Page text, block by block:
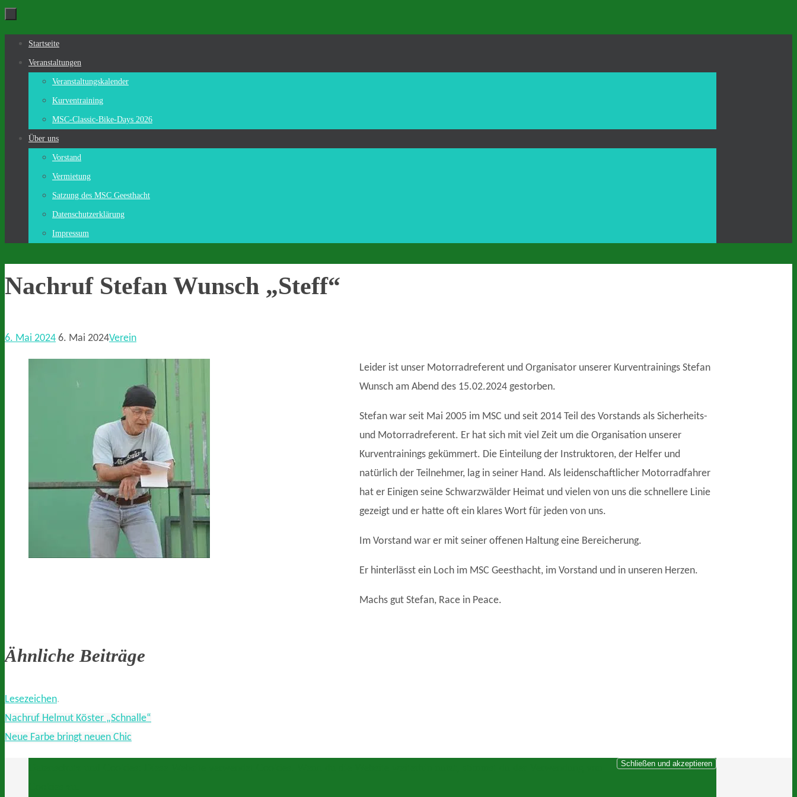
Inhalt
springen
Zum
Inhalt
Startseite
Veranstaltungen
Veranstaltungskalender
Kurventraining
MSC-Classic-Bike-Days 2026
Über uns
Vorstand
Vermietung
Satzung des MSC Geesthacht
Datenschutzerklärung
Impressum
Nachruf Stefan Wunsch „Steff“
6. Mai 2024 6. Mai 2024Verein
Leider ist unser Motorradreferent und Organisator unserer Kurventrainings Stefan
Wunsch am Abend des 15.02.2024 gestorben.
Stefan war seit Mai 2005 im MSC und seit 2014 Teil des Vorstands als Sicherheits-
und Motorradreferent. Er hat sich mit viel Zeit um die Organisation unserer
Kurventrainings gekümmert. Die Einteilung der Instruktoren, der Helfer und
natürlich der Teilnehmer, lag in seiner Hand. Als leidenschaftlicher Motorradfahrer
hat er Einigen seine Schwarzwälder Heimat und vielen von uns die schnellere Linie
gezeigt und er hatte oft ein klares Wort für jeden von uns.
Im Vorstand war er mit seiner offenen Haltung eine Bereicherung.
Er hinterlässt ein Loch im MSC Geesthacht, im Vorstand und in unseren Herzen.
Machs gut Stefan, Race in Peace.
Ähnliche Beiträge
Lesezeichen.
Nachruf Helmut Köster „Schnalle“
Neue Farbe bringt neuen Chic